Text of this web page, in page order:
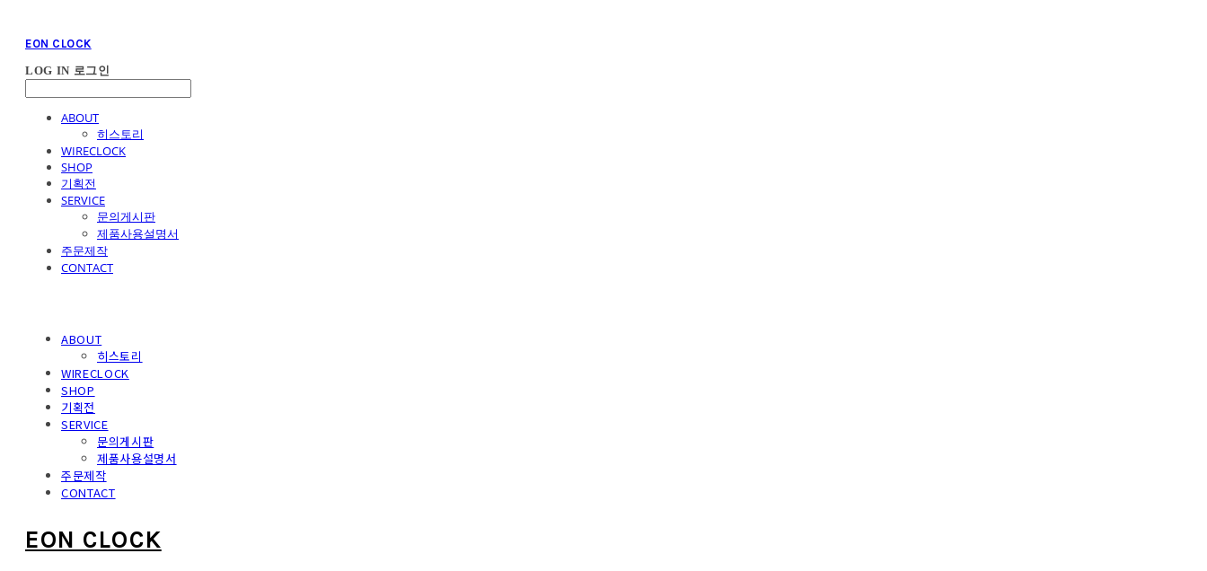
EON CLOCK
LOG IN 로그인
ABOUT
히스토리
WIRECLOCK
SHOP
기획전
SERVICE
문의게시판
제품사용설명서
주문제작
CONTACT
ABOUT
히스토리
WIRECLOCK
SHOP
기획전
SERVICE
문의게시판
제품사용설명서
주문제작
CONTACT
EON CLOCK